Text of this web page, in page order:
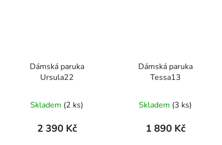
Dámská paruka
Ursula22
Skladem (2 ks)
2 390 Kč
Dámská paruka
Tessa13
Skladem (3 ks)
1 890 Kč